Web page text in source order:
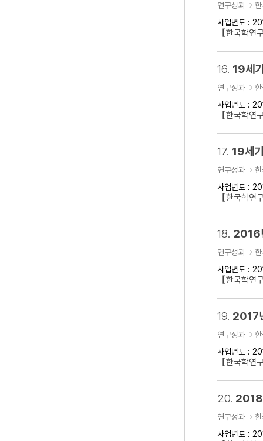
연구성과
사업년도 :
【한국학
16. 19세
연구성과
사업년도 :
【한국학
17. 19세
연구성과
사업년도 :
【한국학
18. 2016
연구성과
사업년도 :
【한국학
19. 2017
연구성과
사업년도 :
【한국학
20. 2018
연구성과
사업년도 :